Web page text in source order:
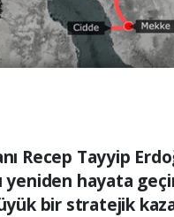
Recep Tayyip
hayata
bir stratejik